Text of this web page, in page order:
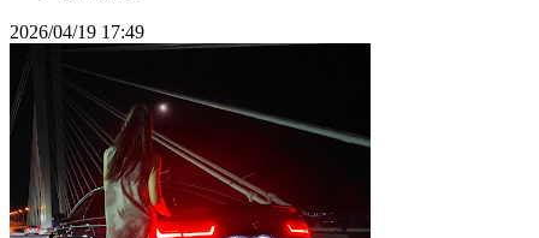
2026/04/19 17:49